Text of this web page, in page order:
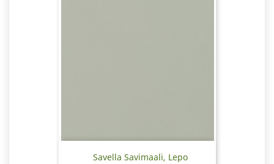
Savella Savimaali, Lepo